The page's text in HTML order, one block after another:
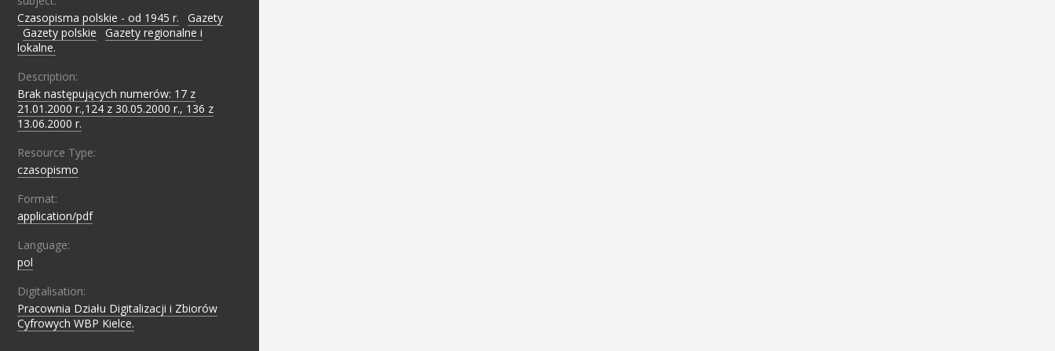
Czasopisma polskie - od 1945 r.
Gazety
Gazety polskie
Gazety regionalne i
lokalne.
Description:
Brak następujących numerów: 17 z
21.01.2000 r.,124 z 30.05.2000 r., 136 z
13.06.2000 r.
Resource Type:
czasopismo
Format:
application/pdf
Language:
pol
Digitalisation:
Pracownia Działu Digitalizacji i Zbiorów
Cyfrowych WBP Kielce.